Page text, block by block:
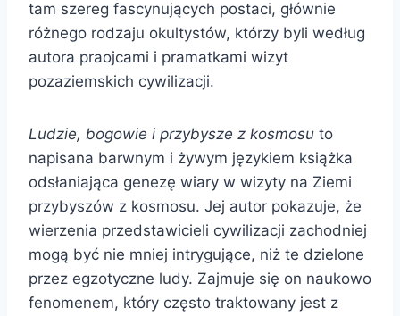
tam szereg fascynujących postaci, głównie
różnego rodzaju okultystów, którzy byli według
autora praojcami i pramatkami wizyt
pozaziemskich cywilizacji.
Ludzie, bogowie i przybysze z kosmosu to
napisana barwnym i żywym językiem książka
odsłaniająca genezę wiary w wizyty na Ziemi
przybyszów z kosmosu. Jej autor pokazuje, że
wierzenia przedstawicieli cywilizacji zachodniej
mogą być nie mniej intrygujące, niż te dzielone
przez egzotyczne ludy. Zajmuje się on naukowo
fenomenem, który często traktowany jest z